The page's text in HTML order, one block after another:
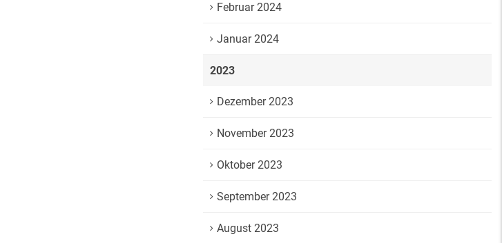
Februar 2024
Januar 2024
2023
Dezember 2023
November 2023
Oktober 2023
September 2023
August 2023